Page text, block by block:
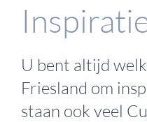
U bent altijd
Friesland om
staan ook veel